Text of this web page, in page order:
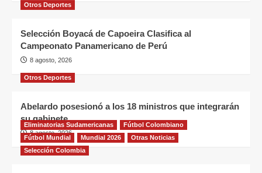
Otros Deportes
Selección Boyacá de Capoeira Clasifica al
Campeonato Panamericano de Perú
8 agosto, 2026
Otros Deportes
Abelardo posesionó a los 18 ministros que integrarán
su gabinete
8 agosto, 2026
Eliminatorias Sudamericanas
Fútbol Colombiano
Fútbol Mundial
Mundial 2026
Otras Noticias
Selección Colombia